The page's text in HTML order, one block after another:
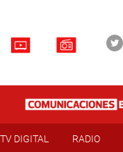
TV DIGITAL RADIO